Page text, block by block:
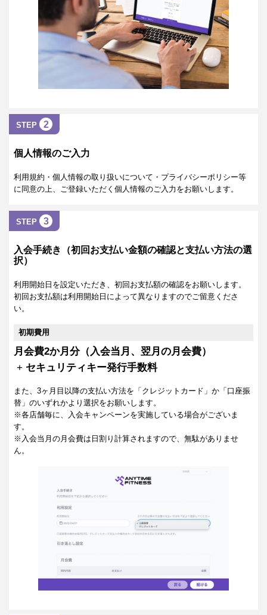
STEP 2
個人情報のご入力
利用規約・個人情報の取り扱いについて・プライバシーポリシー等
に同意の上、ご登録いただく個人情報のご入力をお願いします。
STEP 3
入会手続き（初回お支払い金額の確認と支払い方法の選
択）
利用開始日を設定いただき、初回お支払額の確認をお願いします。
初回お支払額は利用開始日によって異なりますのでご留意くださ
い。
初期費用
月会費2か月分（入会当月、翌月の月会費）
+ セキュリティキー発行手数料
また、3ヶ月目以降の支払い方法を「クレジットカード」か「口座振
替」のいずれかより選択をお願いします。
※各店舗毎に、入会キャンペーンを実施している場合がございま
す。
※入会当月の月会費は日割り計算されますので、無駄がありませ
ん。